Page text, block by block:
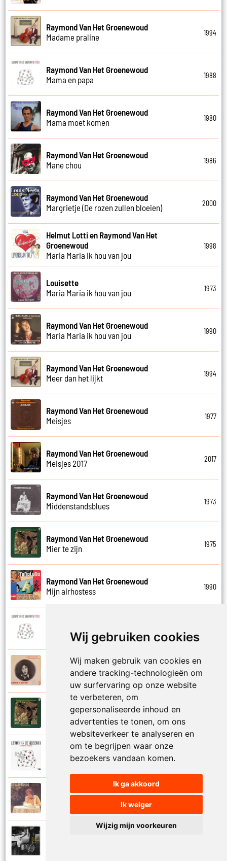
Wij gebruiken cookies
Wij maken gebruik van cookies en
andere tracking-technologieën om
uw surfervaring op onze website
te verbeteren, om
gepersonaliseerde inhoud en
advertenties te tonen, om ons
websiteverkeer te analyseren en
om te begrijpen waar onze
bezoekers vandaan komen.
Ik ga akkoord
Ik weiger
Wijzig mijn voorkeuren
Raymond Van Het Groenewoud
Madame praline
1994
Raymond Van Het Groenewoud
Mama en papa
1988
Raymond Van Het Groenewoud
Mama moet komen
1980
Raymond Van Het Groenewoud
Mane chou
1986
Raymond Van Het Groenewoud
Margrietje (De rozen zullen bloeien)
2000
Helmut Lotti en Raymond Van Het
Groenewoud
Maria Maria ik hou van jou
1998
Louisette
Maria Maria ik hou van jou
1973
Raymond Van Het Groenewoud
Maria Maria ik hou van jou
1990
Raymond Van Het Groenewoud
Meer dan het lijkt
1994
Raymond Van Het Groenewoud
Meisjes
1977
Raymond Van Het Groenewoud
Meisjes 2017
2017
Raymond Van Het Groenewoud
Middenstandsblues
1973
Raymond Van Het Groenewoud
Mier te zijn
1975
Raymond Van Het Groenewoud
Mijn airhostess
1990
Mijn leven lang
Raymond Van Het Groenewoud
Mijn lieve schatje
Raymond Van Het Groenewoud
Mijn schoolgaande jeugd
Raymond Van Het Groenewoud
Mijnheer de postbode
Raymond Van Het Groenewoud